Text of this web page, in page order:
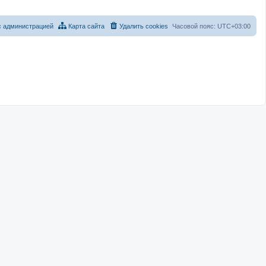
Часовой пояс: UTC+03:00
Удалить cookies
Карта сайта
администрацией